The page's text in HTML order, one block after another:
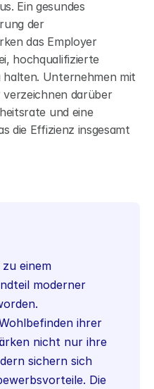
Ein gesundes
der
das Employer
hochqualifizierte
halten. Unternehmen mit
darüber
und eine
die Effizienz insgesamt
einem
moderner
ihrer
nicht nur ihre
sichern sich
Die